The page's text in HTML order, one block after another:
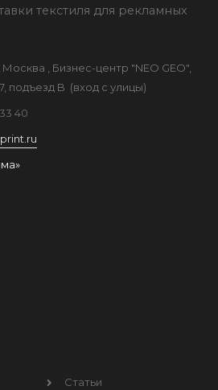
текстиля для рекламных
Москва
, Бизнес-центр "NEO GEO",
подъезд B (вход с улицы)
40
Статьи